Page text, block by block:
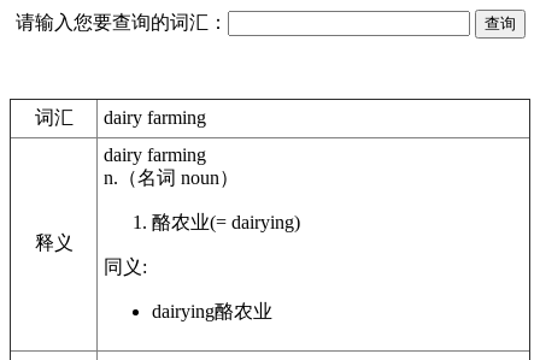
请输入您要查询的词汇：
词汇 dairy farming
释义
dairy farming
n. （名词 noun）
酪农业(= dairying)
同义:
dairying酪农业